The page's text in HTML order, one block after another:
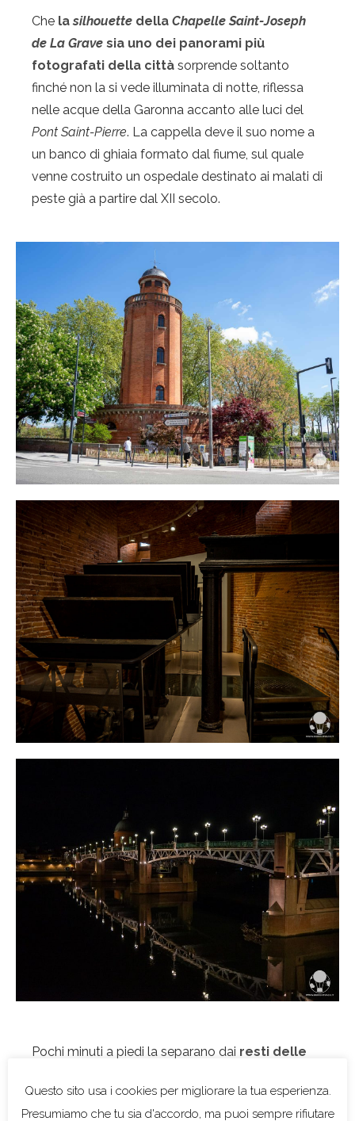
Che lasilhouette della Chapelle Saint-Joseph
de La Grave sia uno dei panorami più
fotografati della città sorprende soltanto
finché non la si vede illuminata di notte, riflessa
nelle acque della Garonna accanto alle luci del
Pont Saint-Pierre. La cappella deve il suo nome a
un banco di ghiaia formato dal fiume, sul quale
venne costruito un ospedale destinato ai malati di
peste già a partire dal XII secolo.
Pochi minuti a piedi la separano dai resti delle
altri quartieri centrali), riportati alla luce piuttosto